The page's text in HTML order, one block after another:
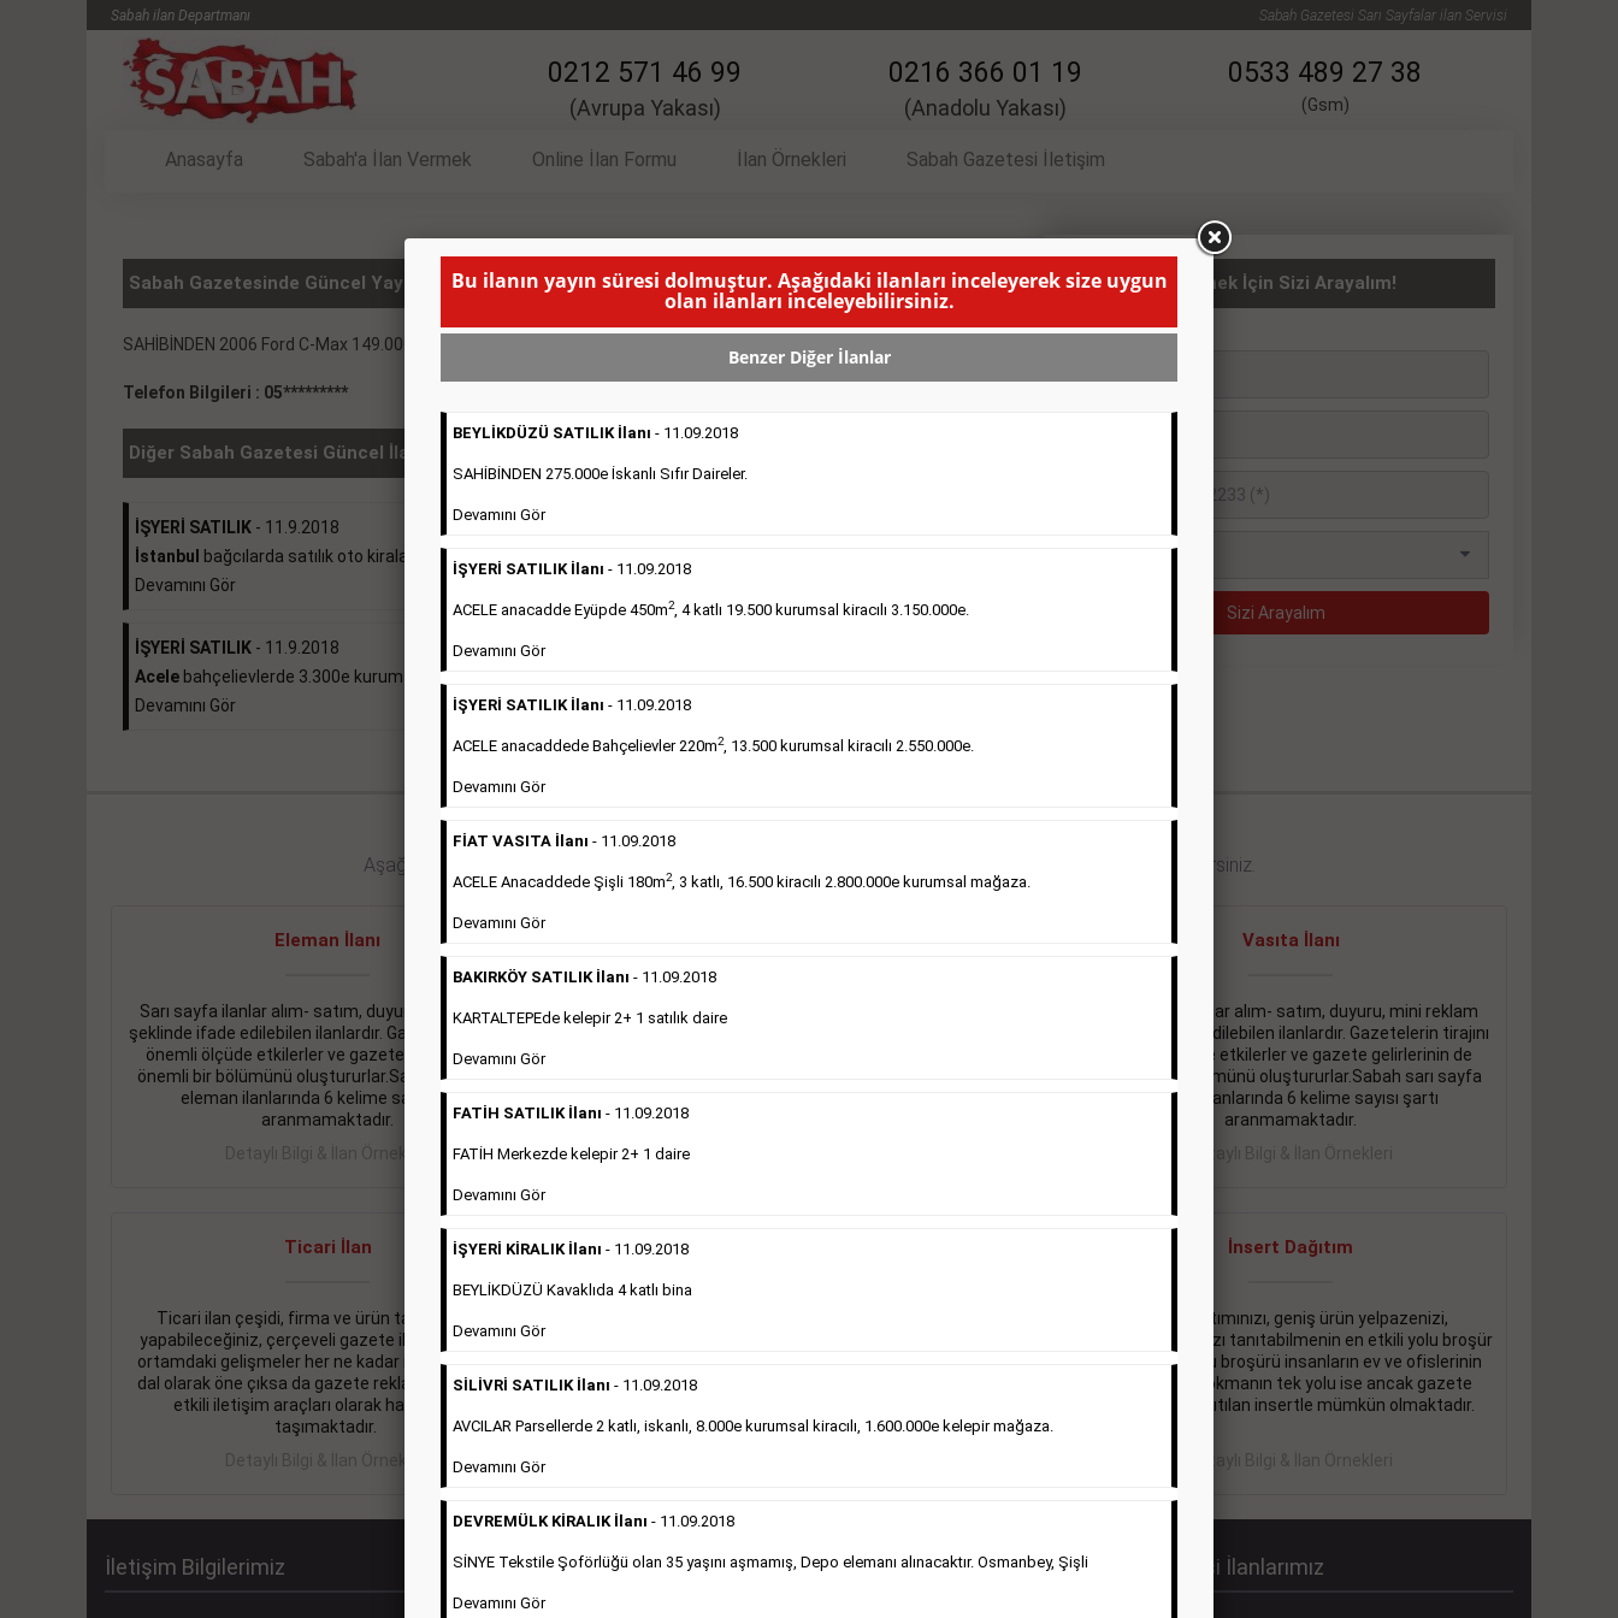
Sabah ilan Departmanı Sabah Gazetesi Sarı Sayfalar ilan Servisi
0212 571 46 99
(Avrupa Yakası)
0216 366 01 19
(Anadolu Yakası)
0533 489 27 38
(Gsm)
Anasayfa Sabah'a İlan Vermek Online İlan Formu İlan Örnekleri Sabah Gazetesi İletişim
Sabah Gazetesinde Güncel Yayınlanmış Vasıta İlanı
SAHİBİNDEN 2006 Ford C-Max 149.000kmde
Telefon Bilgileri : 05*********
Diğer Sabah Gazetesi Güncel İlanlar
İŞYERİ SATILIK - 11.9.2018
İstanbul
bağcılarda satılık oto kiralama...
Devamını Gör
İŞYERİ SATILIK - 11.9.2018
Acele bahçelievlerde 3.300e kurumsal kiracılı 490...
Devamını Gör
Devamını Gör
Vasıta İlanı Vermek İçin Sizi Arayalım!
Aşağıdaki bağlantıları takip ederek farklı ilan türleri hakkında detaylara ulaşabilir, ilan örneklerini görebilirsiniz.
Eleman İlanı
Sarı sayfa ilanlar alım- satım, duyuru, mini reklam
şeklinde ifade edilebilen ilanlardır. Gazetelerin tirajını
önemli ölçüde etkilerler ve gazete gelirlerinin de
önemli bir bölümünü oluştururlar.Sabah sarı sayfa
eleman ilanlarında 6 kelime sayısı şartı
aranmamaktadır.
Detaylı Bilgi & İlan Örnekleri
Sarı sayfa ilanlar alım- satım, duyuru, mini reklam
Vasıta İlanı
Sarı sayfa ilanlar alım- satım, duyuru, mini reklam
şeklinde ifade edilebilen ilanlardır. Gazetelerin tirajını
önemli ölçüde etkilerler ve gazete gelirlerinin de
önemli bir bölümünü oluştururlar.Sabah sarı sayfa
eleman ilanlarında 6 kelime sayısı şartı
aranmamaktadır.
Detaylı Bilgi & İlan Örnekleri
Ticari İlan
Ticari ilan çeşidi, firma ve ürün tanıtımlarınızı
yapabileceğiniz, çerçeveli gazete ilanlarıdır. Dijital
ortamdaki gelişmeler her ne kadar ihtiyacın arttığı
dal olarak öne çıksa da gazete reklamları halen en
etkili iletişim araçları olarak hayati önem
taşımaktadır.
Detaylı Bilgi & İlan Örnekleri
ilanlara göre daha ekonomiktir.
İnsert Dağıtım
Firma tanıtımınızı, geniş ürün yelpazenizi,
promosyonlarınızı tanıtabilmenin en etkili yolu broşür
dağıtmaktır. Bu broşürü insanların ev ve ofislerinin
içine kadar sokmanın tek yolu ise ancak gazete
içerisinde dağıtılan insertle mümkün olmaktadır.
Detaylı Bilgi & İlan Örnekleri
İletişim Bilgilerimiz Kampanyalarımız Sabah Gazetesi İlanlarımız
Bu ilanın yayın süresi dolmuştur. Aşağıdaki ilanları inceleyerek size uygun
olan ilanları inceleyebilirsiniz.
Benzer Diğer İlanlar
BEYLİKDÜZÜ SATILIK İlanı - 11.09.2018
SAHİBİNDEN 275.000e İskanlı Sıfır Daireler.
Devamını Gör
İŞYERİ SATILIK İlanı - 11.09.2018
ACELE anacadde Eyüpde 450m2, 4 katlı 19.500 kurumsal kiracılı 3.150.000e.
Devamını Gör
İŞYERİ SATILIK İlanı - 11.09.2018
ACELE anacaddede Bahçelievler 220m2, 13.500 kurumsal kiracılı 2.550.000e.
Devamını Gör
FİAT VASITA İlanı - 11.09.2018
ACELE Anacaddede Şişli 180m2, 3 katlı, 16.500 kiracılı 2.800.000e kurumsal mağaza.
Devamını Gör
BAKIRKÖY SATILIK İlanı - 11.09.2018
KARTALTEPEde kelepir 2+ 1 satılık daire
Devamını Gör
FATİH SATILIK İlanı - 11.09.2018
FATİH Merkezde kelepir 2+ 1 daire
Devamını Gör
İŞYERİ KİRALIK İlanı - 11.09.2018
BEYLİKDÜZÜ Kavaklıda 4 katlı bina
Devamını Gör
SİLİVRİ SATILIK İlanı - 11.09.2018
AVCILAR Parsellerde 2 katlı, iskanlı, 8.000e kurumsal kiracılı, 1.600.000e kelepir mağaza.
Devamını Gör
DEVREMÜLK KİRALIK İlanı - 11.09.2018
SİNYE Tekstile Şoförlüğü olan 35 yaşını aşmamış, Depo elemanı alınacaktır. Osmanbey, Şişli
Devamını Gör